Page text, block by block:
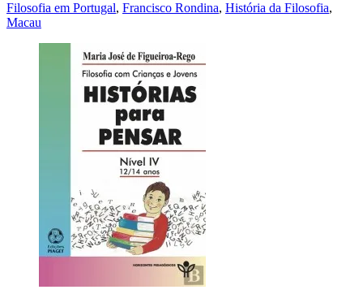
Filosofia em Portugal, Francisco Rondina, História da Filosofia,
Macau